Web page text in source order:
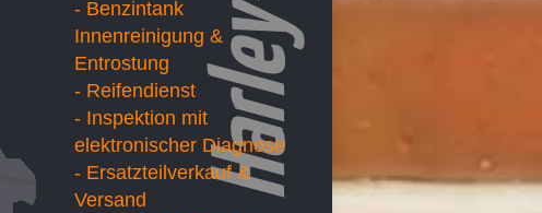
- Benzintank
Innenreinigung &
Entrostung
- Reifendienst
- Inspektion mit
elektronischer Diagnose
- Ersatzteilverkauf &
Versand